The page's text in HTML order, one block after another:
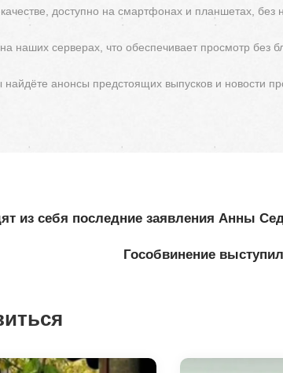
доступно на смартфонах и планшетах, без
наших серверах, что обеспечивает просмотр без
найдёте анонсы предстоящих выпусков и новости
из себя последние заявления Анны
Гособвинение